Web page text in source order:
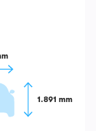
1.891 mm